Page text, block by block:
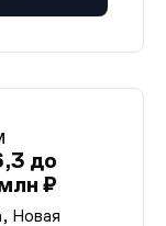
до
₽
Новая